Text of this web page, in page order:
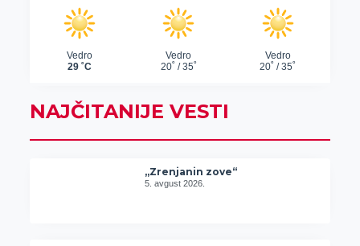
NAJČITANIJE VESTI
„Zrenjanin zove“
5. avgust 2026.